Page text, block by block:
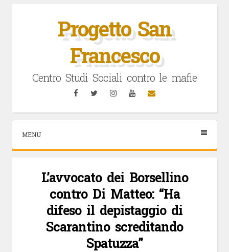
Progetto San
Francesco
Centro Studi Sociali contro le mafie
FacebookTwitterInstagramYouTubeEmail
MENU
L’avvocato dei Borsellino
contro Di Matteo: “Ha
difeso il depistaggio di
Scarantino screditando
Spatuzza”